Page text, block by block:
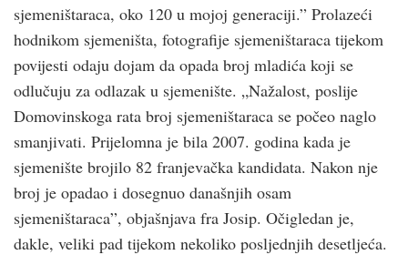
sjemeništaraca, oko 120 u mojoj generaciji.” Prolazeći
hodnikom sjemeništa, fotografije sjemeništaraca tijekom
povijesti odaju dojam da opada broj mladića koji se
odlučuju za odlazak u sjemenište. „Nažalost, poslije
Domovinskoga rata broj sjemeništaraca se počeo naglo
smanjivati. Prijelomna je bila 2007. godina kada je
sjemenište brojilo 82 franjevačka kandidata. Nakon nje
broj je opadao i dosegnuo današnjih osam
sjemeništaraca”, objašnjava fra Josip. Očigledan je,
dakle, veliki pad tijekom nekoliko posljednjih desetljeća.